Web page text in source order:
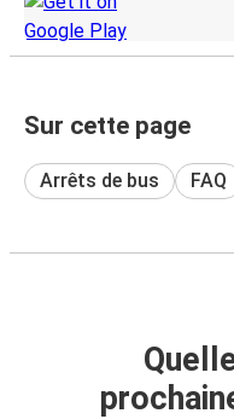
Sur cette page
Arrêts de bus FAQ